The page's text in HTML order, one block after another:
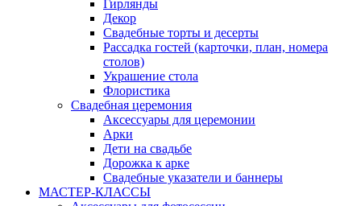
Гирлянды
Декор
Свадебные торты и десерты
Рассадка гостей (карточки, план, номера
столов)
Украшение стола
Флористика
Свадебная церемония
Аксессуары для церемонии
Арки
Дети на свадьбе
Дорожка к арке
Свадебные указатели и баннеры
МАСТЕР-КЛАССЫ